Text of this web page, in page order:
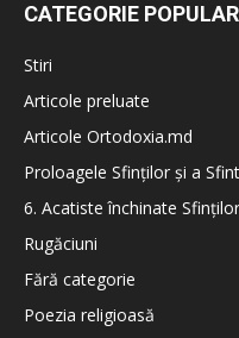
CATEGORIE
Stiri
Articole preluate
Articole Ortodoxia.md
Proloagele Sfinților și a
6. Acatiste închinate
Rugăciuni
Fără categorie
Poezia religioasă